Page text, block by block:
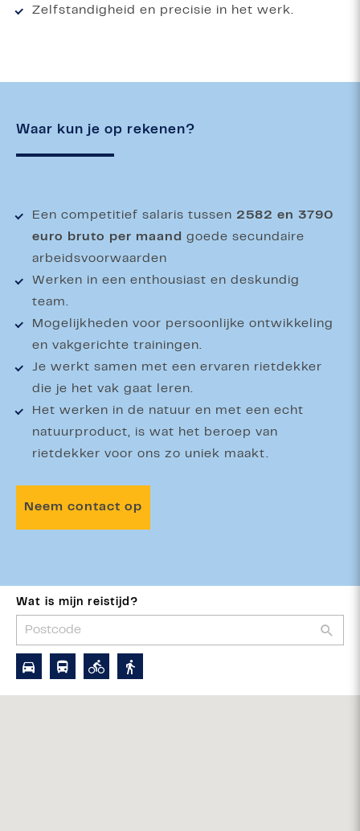
Zelfstandigheid en precisie in het werk.
Waar kun je op rekenen?
Een competitief salaris tussen 2582 en 3790
euro bruto per maand
goede secundaire
arbeidsvoorwaarden
Werken in een enthousiast en deskundig
team.
Mogelijkheden voor persoonlijke ontwikkeling
en vakgerichte trainingen.
Je werkt samen met een ervaren rietdekker
die je het vak gaat leren.
Het werken in de natuur en met een echt
natuurproduct, is wat het beroep van
rietdekker voor ons zo uniek maakt.
Neem contact op
Wat is mijn reistijd?